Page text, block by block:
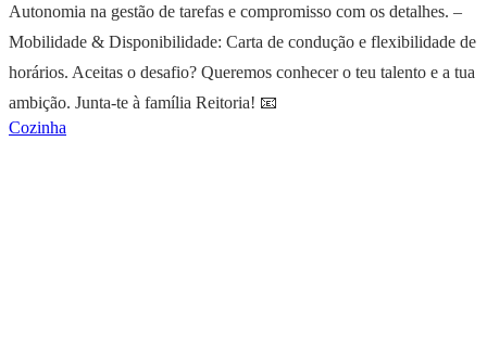
Autonomia na gestão de tarefas e compromisso com os detalhes. –
Mobilidade & Disponibilidade: Carta de condução e flexibilidade de
horários. Aceitas o desafio? Queremos conhecer o teu talento e a tua
ambição. Junta-te à família Reitoria! 📧
Cozinha